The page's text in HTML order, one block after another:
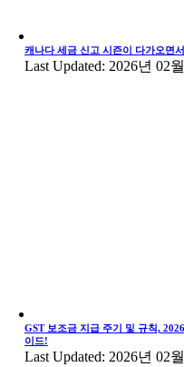
캐나다 세금 신고 시즌이 다가오면
Last Updated: 2026년 02
GST 보조금 지급 주기 및 규칙,
이드!
Last Updated: 2026년 02